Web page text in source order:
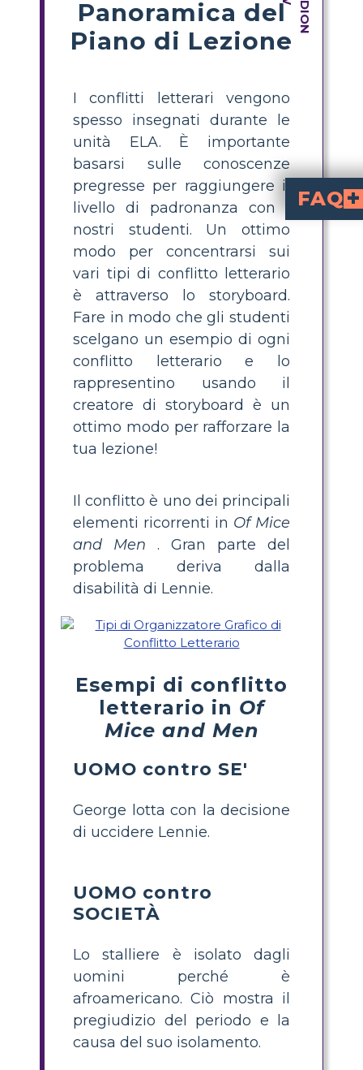
Panoramica del
Piano di Lezione
I conflitti letterari vengono
spesso insegnati durante le
unità ELA. È importante
basarsi sulle conoscenze
pregresse per raggiungere il
livello di padronanza con i
nostri studenti. Un ottimo
modo per concentrarsi sui
vari tipi di conflitto letterario
è attraverso lo storyboard.
Fare in modo che gli studenti
scelgano un esempio di ogni
conflitto letterario e lo
rappresentino usando il
creatore di storyboard è un
ottimo modo per rafforzare la
tua lezione!
Il conflitto è uno dei principali
elementi ricorrenti in Of Mice
and Men . Gran parte del
problema deriva dalla
disabilità di Lennie.
Esempi di conflitto
letterario in Of
Mice and Men
UOMO contro SE'
George lotta con la decisione
di uccidere Lennie.
UOMO contro
SOCIETÀ
Lo stalliere è isolato dagli
uomini perché è
afroamericano. Ciò mostra il
pregiudizio del periodo e la
causa del suo isolamento.
FAQ